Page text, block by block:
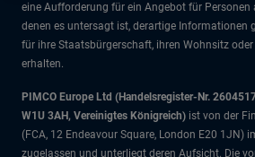
eine Aufforderung für ein Angebot für Personen
denen es untersagt ist, derartige Informationen
für ihre Staatsbürgerschaft, ihren Wohnsitz
erhalten.
PIMCO Europe Ltd (Handelsregister-Nr.
W1U 3AH, Vereinigtes Königreich) ist von der
(FCA, 12 Endeavour Square, London E20 1JN)
zugelassen und unterliegt deren Aufsicht. Die